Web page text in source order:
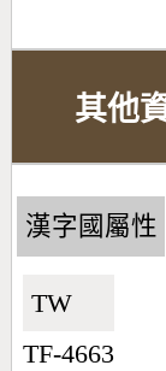
其他
漢字國屬性
TW🇹🇼
TF-4663